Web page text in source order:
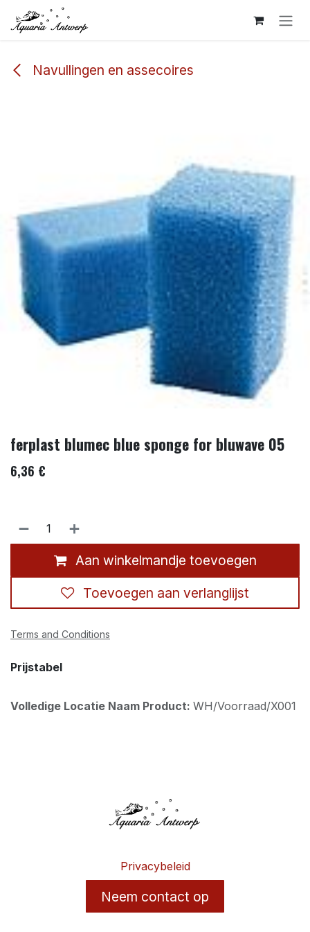
Overslaan naar inhoud
Navullingen en assecoires
ferplast blumec blue sponge for bluwave 05
6,36 €
Aan winkelmandje toevoegen
Toevoegen aan verlanglijst
Terms and Conditions
Prijstabel
Volledige Locatie Naam Product: WH/Voorraad/X001
Privacybeleid
Neem contact op